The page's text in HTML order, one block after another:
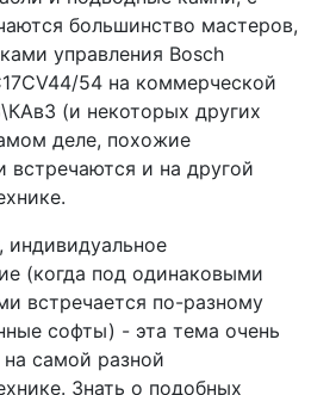
большинство мастеров,
управления Bosch
54 на коммерческой
(и некоторых других
деле, похожие
встречаются и на другой
индивидуальное
(когда под одинаковыми
встречается по-разному
софты) - эта тема очень
самой разной
Знать о подобных